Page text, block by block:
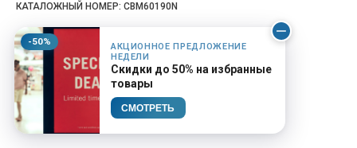
-50%
АКЦИОННОЕ ПРЕДЛОЖЕНИЕ
НЕДЕЛИ
Скидки до 50% на избранные
товары
СМОТРЕТЬ
КАТАЛОЖНЫЙ НОМЕР: CBM60190N